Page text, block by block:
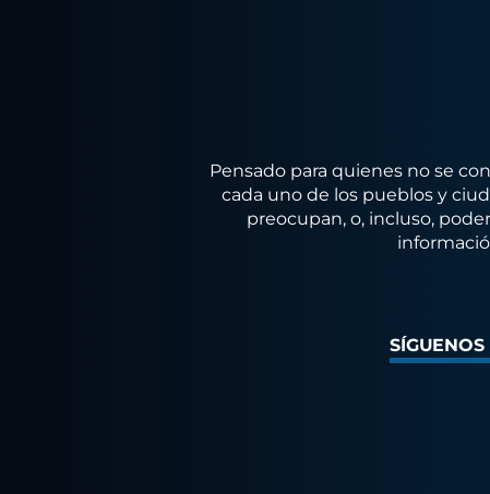
Pensado para quienes no se
cada uno de los pueblos y
preocupan, o, incluso,
SÍGUENOS